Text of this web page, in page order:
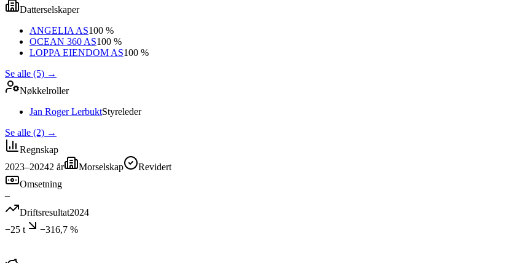
Datterselskaper
ANGELIA AS100 %
OCEAN 360 AS100 %
LOPPA EIENDOM AS100 %
Se alle (5) →
Nøkkelroller
Jan Roger LerbuktStyreleder
Se alle (2) →
Regnskap
2023–20242 år Morselskap
Revidert
Omsetning
–
Driftsresultat2024
−25 t
−316,7 %